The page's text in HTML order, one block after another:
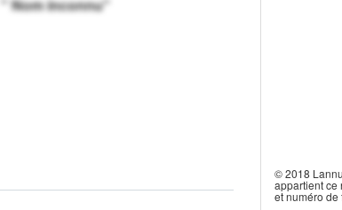
" Nom inconnu"
© 2018
appartient ce
et numéro de